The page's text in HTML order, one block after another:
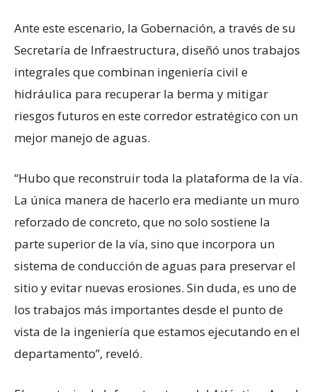
Ante este escenario, la Gobernación, a través de su
Secretaría de Infraestructura, diseñó unos trabajos
integrales que combinan ingeniería civil e
hidráulica para recuperar la berma y mitigar
riesgos futuros en este corredor estratégico con un
mejor manejo de aguas.
“Hubo que reconstruir toda la plataforma de la vía.
La única manera de hacerlo era mediante un muro
reforzado de concreto, que no solo sostiene la
parte superior de la vía, sino que incorpora un
sistema de conducción de aguas para preservar el
sitio y evitar nuevas erosiones. Sin duda, es uno de
los trabajos más importantes desde el punto de
vista de la ingeniería que estamos ejecutando en el
departamento”, reveló.